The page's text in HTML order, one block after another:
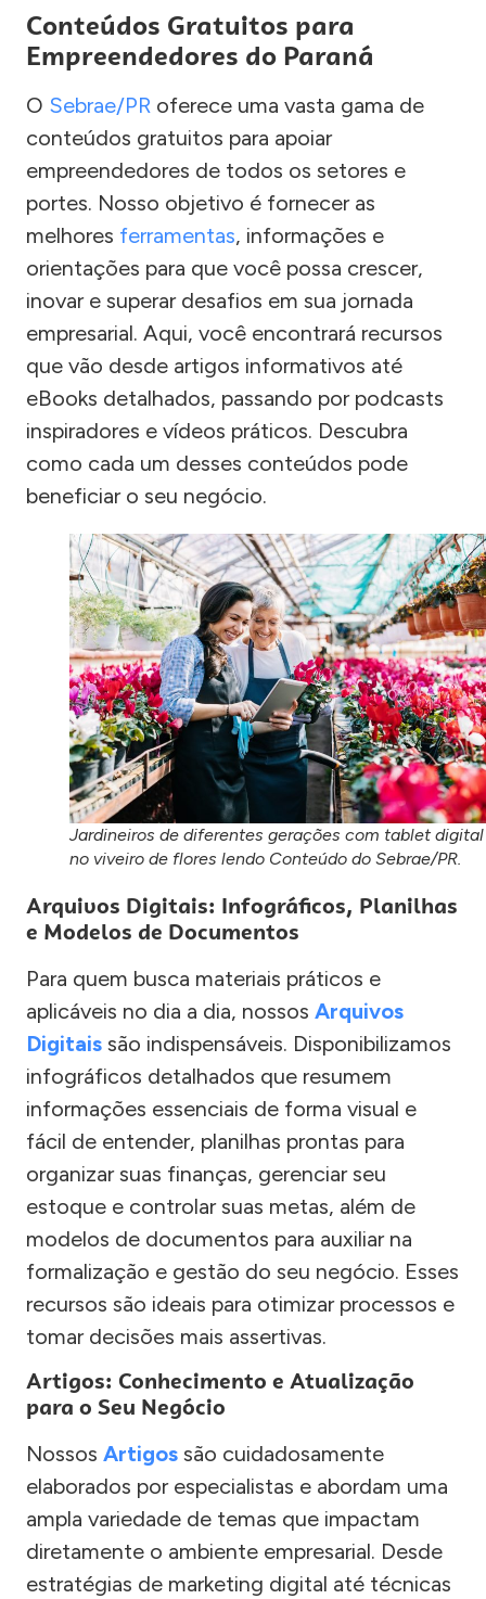
Conteúdos Gratuitos para
Empreendedores do Paraná
O Sebrae/PR oferece uma vasta gama de
conteúdos gratuitos para apoiar
empreendedores de todos os setores e
portes. Nosso objetivo é fornecer as
melhores ferramentas, informações e
orientações para que você possa crescer,
inovar e superar desafios em sua jornada
empresarial. Aqui, você encontrará recursos
que vão desde artigos informativos até
eBooks detalhados, passando por podcasts
inspiradores e vídeos práticos. Descubra
como cada um desses conteúdos pode
beneficiar o seu negócio.
Jardineiros de diferentes gerações com tablet digital
no viveiro de flores lendo Conteúdo do Sebrae/PR.
Arquivos Digitais: Infográficos, Planilhas
e Modelos de Documentos
Para quem busca materiais práticos e
aplicáveis no dia a dia, nossos Arquivos
Digitais são indispensáveis. Disponibilizamos
infográficos detalhados que resumem
informações essenciais de forma visual e
fácil de entender, planilhas prontas para
organizar suas finanças, gerenciar seu
estoque e controlar suas metas, além de
modelos de documentos para auxiliar na
formalização e gestão do seu negócio. Esses
recursos são ideais para otimizar processos e
tomar decisões mais assertivas.
Artigos: Conhecimento e Atualização
para o Seu Negócio
Nossos Artigos são cuidadosamente
elaborados por especialistas e abordam uma
ampla variedade de temas que impactam
diretamente o ambiente empresarial. Desde
estratégias de marketing digital até técnicas